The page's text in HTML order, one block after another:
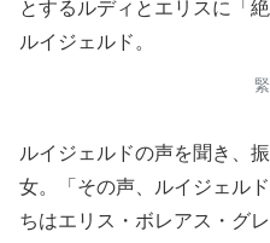
とするルディとエリスに「
ルイジェルド。
ルイジェルドの声を聞き、
女。「その声、ルイジェル
ちはエリス・ボレアス・グ